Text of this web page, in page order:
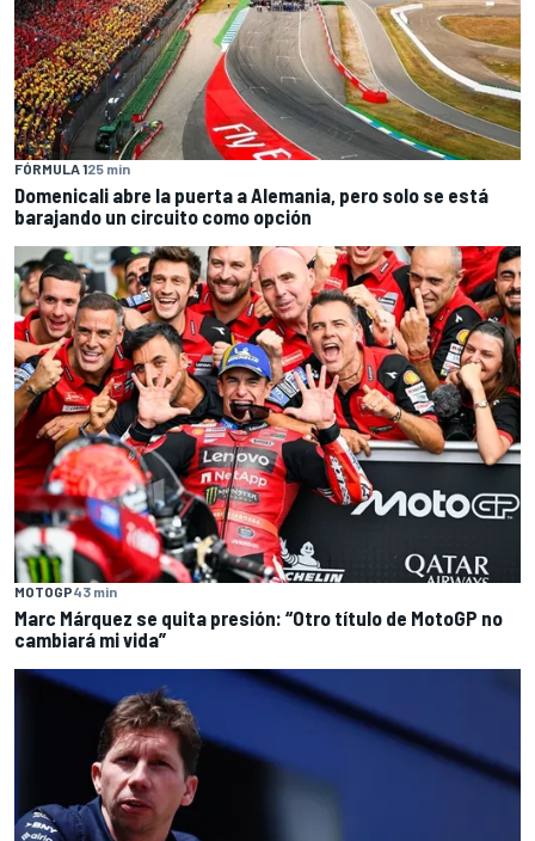
FÓRMULA 125 min
Domenicali abre la puerta a Alemania, pero solo se está
barajando un circuito como opción
MOTOGP43 min
Marc Márquez se quita presión: “Otro título de MotoGP no
cambiará mi vida”